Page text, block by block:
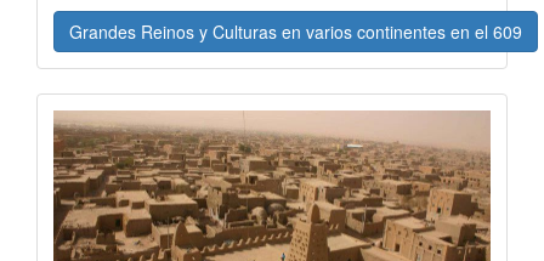
Grandes Reinos y Culturas en varios continentes en el 609